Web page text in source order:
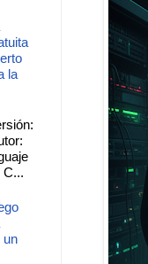
la
C...
un